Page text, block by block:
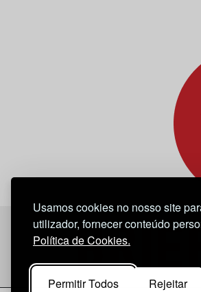
Usamos cookies no nosso site
utilizador, fornecer conteúdo
Política de Cookies.
Permitir Todos Rejeitar